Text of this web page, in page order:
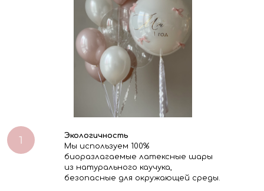
Экологичность
Мы используем 100%
биоразлагаемые латексные шары
из натурального каучука,
безопасные для окружающей среды.